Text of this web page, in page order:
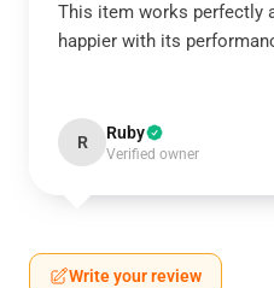
This item works perfectly
happier with its
R Ruby
Verified owner
Write your review